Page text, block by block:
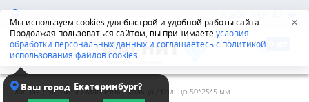
Мы используем cookies для быстрой и удобной работы сайта.
Продолжая пользоваться сайтом, вы принимаетеусловия
обработки персональных данных и соглашаетесь с политикой
использования файлов cookies
✕
Алматы 8-800-555-42-96
Ваш город Екатеринбург?
Главная /Магниты/Магнитные кольца Кольцо 50*25*5 мм